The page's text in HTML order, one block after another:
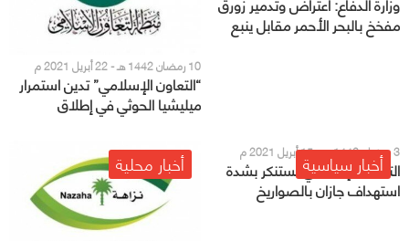
مفخخ بالبحر الأحمر مقابل ينبع
10 رمضان 1442 هـ - 22 أبريل 2021 م
“التعاون الإسلامي” تدين استمرار
ميليشيا الحوثي في إطلاق
الطائرات المفخخة باتجاه المملكة
أخبار سياسية 3 رمضان 1442 هـ - 15 أبريل 2021 م
التعاون الإسلامي تستنكر بشدة
استهداف جازان بالصواريخ
والطائرات المفخخة
أخبار محلية